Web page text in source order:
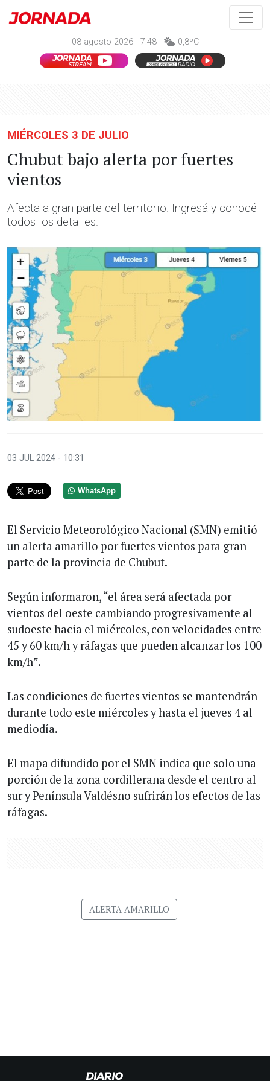
08 agosto 2026 - 7:48 - 0,8ºC
MIÉRCOLES 3 DE JULIO
Chubut bajo alerta por fuertes
vientos
Afecta a gran parte del territorio. Ingresá y conocé
todos los detalles.
03 JUL 2024 - 10:31
WhatsApp
El Servicio Meteorológico Nacional (SMN) emitió
un alerta amarillo por fuertes vientos para gran
parte de la provincia de Chubut.
Según informaron, “el área será afectada por
vientos del oeste cambiando progresivamente al
sudoeste hacia el miércoles, con velocidades entre
45 y 60 km/h y ráfagas que pueden alcanzar los 100
km/h”.
Las condiciones de fuertes vientos se mantendrán
durante todo este miércoles y hasta el jueves 4 al
mediodía.
El mapa difundido por el SMN indica que solo una
porción de la zona cordillerana desde el centro al
sur y Península Valdésno sufrirán los efectos de las
ráfagas.
ALERTA AMARILLO